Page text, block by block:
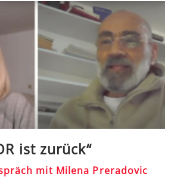
ist zurück“
mit Milena Preradovic